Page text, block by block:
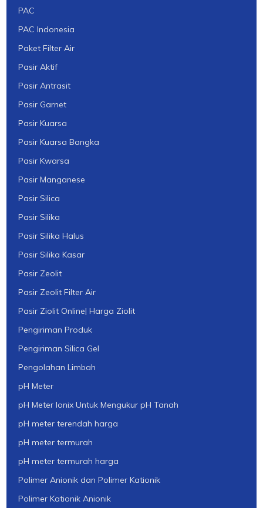
PAC
PAC Indonesia
Paket Filter Air
Pasir Aktif
Pasir Antrasit
Pasir Garnet
Pasir Kuarsa
Pasir Kuarsa Bangka
Pasir Kwarsa
Pasir Manganese
Pasir Silica
Pasir Silika
Pasir Silika Halus
Pasir Silika Kasar
Pasir Zeolit
Pasir Zeolit Filter Air
Pasir Ziolit Online| Harga Ziolit
Pengiriman Produk
Pengiriman Silica Gel
Pengolahan Limbah
pH Meter
pH Meter Ionix Untuk Mengukur pH Tanah
pH meter terendah harga
pH meter termurah
pH meter termurah harga
Polimer Anionik dan Polimer Kationik
Polimer Kationik Anionik